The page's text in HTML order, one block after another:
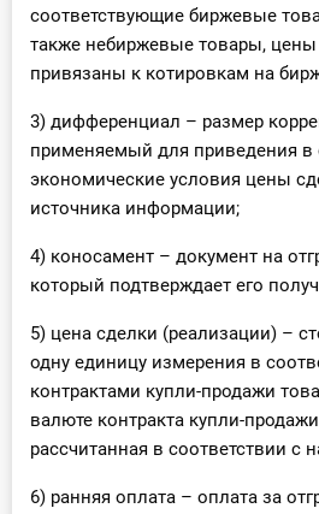
соответствующие биржевые
также небиржевые товары,
привязаны к котировкам на
3) дифференциал – размер
применяемый для приведения
экономические условия цены
источника информации;
4) коносамент – документ на
который подтверждает его
5) цена сделки (реализации) –
одну единицу измерения в
контрактами купли-продажи
валюте контракта купли-
рассчитанная в соответствии с
6) ранняя оплата – оплата за